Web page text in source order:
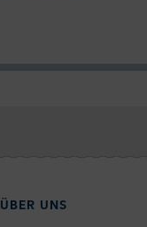
ÜBER UNS